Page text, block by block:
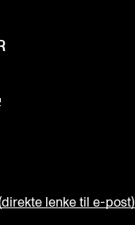
lenke til e-post)